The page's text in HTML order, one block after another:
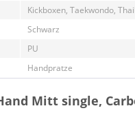
Kickboxen, Taekwondo,
Schwarz
PU
Handpratze
Mitt single,